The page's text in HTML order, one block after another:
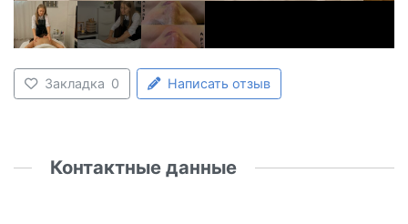
Закладка 0 Написать отзыв
Контактные данные